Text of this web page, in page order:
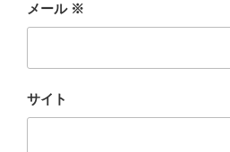
メール ※
サイト